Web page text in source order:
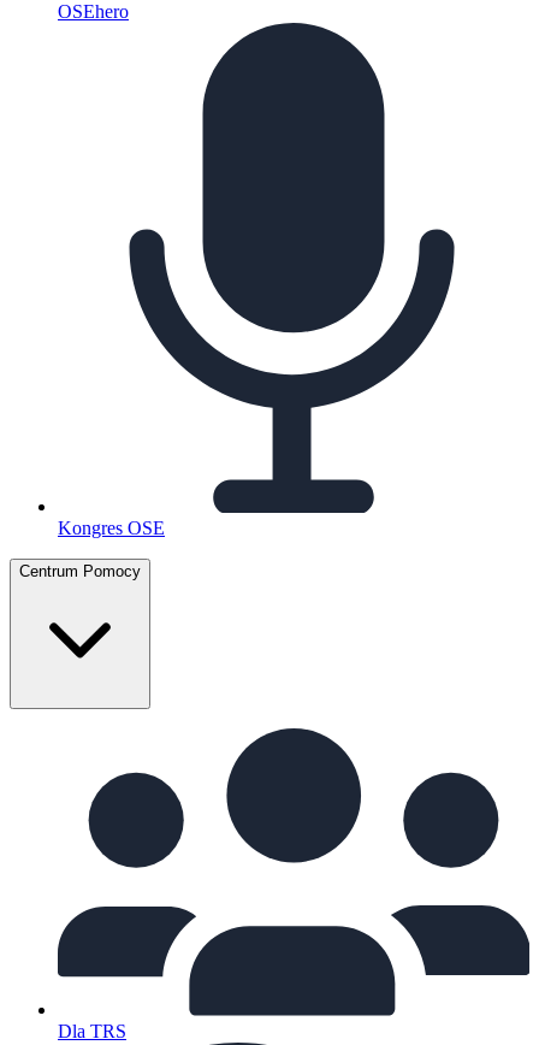
OSEhero
Kongres OSE
Centrum Pomocy
Dla TRS